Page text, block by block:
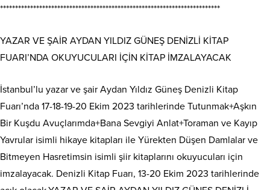
*************************************************************************
YAZAR VE ŞAİR AYDAN YILDIZ GÜNEŞ DENİZLİ KİTAP
FUARI’NDA OKUYUCULARI İÇİN KİTAP İMZALAYACAK
İstanbul’lu yazar ve şair Aydan Yıldız Güneş Denizli Kitap
Fuarı’nda 17-18-19-20 Ekim 2023 tarihlerinde Tutunmak+Aşkın
Bir Kuşdu Avuçlarımda+Bana Sevgiyi Anlat+Toraman ve Kayıp
Yavrular isimli hikaye kitapları ile Yürekten Düşen Damlalar ve
Bitmeyen Hasretimsin isimli şiir kitaplarını okuyucuları için
imzalayacak. Denizli Kitap Fuarı, 13-20 Ekim 2023 tarihlerinde